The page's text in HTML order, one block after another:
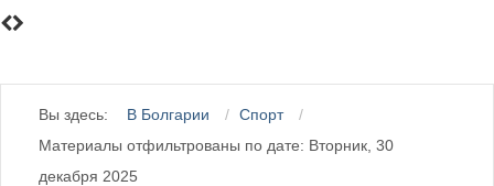
Вы здесь: В Болгарии
Спорт
Материалы отфильтрованы по дате: Вторник, 30
декабря 2025